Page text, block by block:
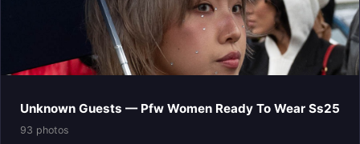
Unknown Guests — Pfw Women Ready To Wear Ss25
93 photos